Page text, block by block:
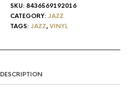
SKU: 8436569192016
CATEGORY: JAZZ
TAGS: JAZZ,VINYL
DESCRIPTION